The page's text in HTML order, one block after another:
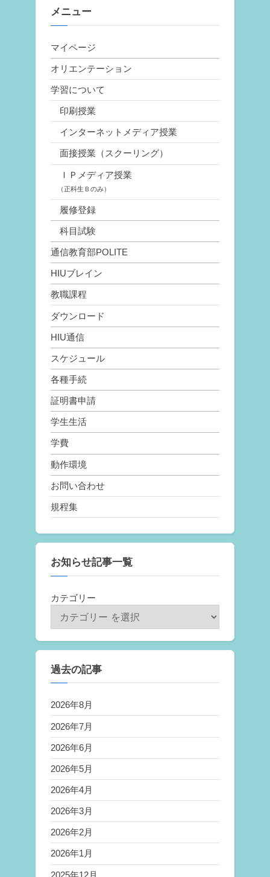
メニュー
マイページ
オリエンテーション
学習について
印刷授業
インターネットメディア授業
面接授業（スクーリング）
ＩＰメディア授業
（正科生Ｂのみ）
履修登録
科目試験
通信教育部POLITE
HIUブレイン
教職課程
ダウンロード
HIU通信
スケジュール
各種手続
証明書申請
学生生活
学費
動作環境
お問い合わせ
規程集
お知らせ記事一覧
カテゴリー
過去の記事
2026年8月
2026年7月
2026年6月
2026年5月
2026年4月
2026年3月
2026年2月
2026年1月
2025年12月